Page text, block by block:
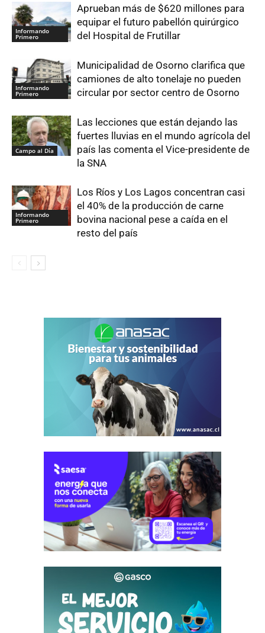
Informando
Primero
Aprueban más de $620 millones para
equipar el futuro pabellón quirúrgico
del Hospital de Frutillar
Informando
Primero
Municipalidad de Osorno clarifica que
camiones de alto tonelaje no pueden
circular por sector centro de Osorno
Campo al Día
Las lecciones que están dejando las
fuertes lluvias en el mundo agrícola del
país las comenta el Vice-presidente de
la SNA
Informando
Primero
Los Ríos y Los Lagos concentran casi
el 40% de la producción de carne
bovina nacional pese a caída en el
resto del país